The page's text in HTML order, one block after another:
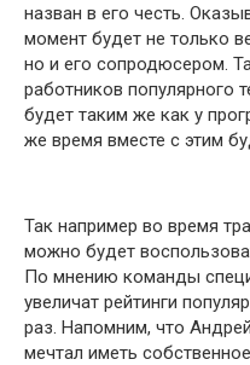
назван в его честь.
момент будет не только
но и его сопродюсером.
работников популярного
будет таким же как у
же время вместе с этим
Так например во время
можно будет
По мнению команды
увеличат рейтинги
раз. Напомним, что
мечтал иметь